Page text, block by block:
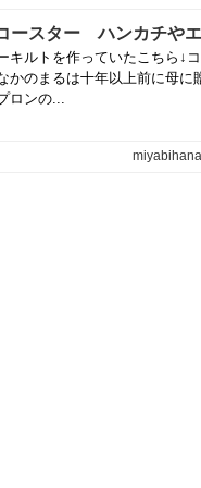
キルトを作っていたこちら↓
かのまるは十年以上前に母に
ロンの...